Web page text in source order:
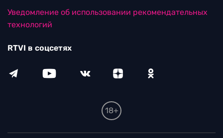
Уведомление об использовании рекомендательных
технологий
RTVI в соцсетях
18+